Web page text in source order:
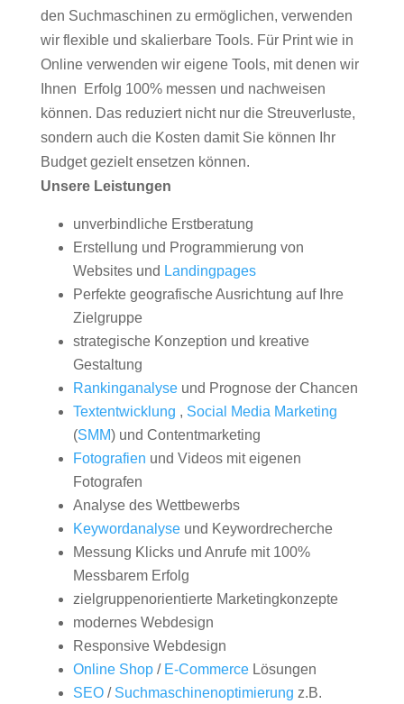
den Suchmaschinen zu ermöglichen, verwenden
wir flexible und skalierbare Tools. Für Print wie in
Online verwenden wir eigene Tools, mit denen wir
Ihnen Erfolg 100% messen und nachweisen
können. Das reduziert nicht nur die Streuverluste,
sondern auch die Kosten damit Sie können Ihr
Budget gezielt ensetzen können.
Unsere Leistungen
unverbindliche Erstberatung
Erstellung und Programmierung von
Websites und Landingpages
Perfekte geografische Ausrichtung auf Ihre
Zielgruppe
strategische Konzeption und kreative
Gestaltung
Rankinganalyseund Prognose der Chancen
Textentwicklung , Social Media Marketing
(SMM) und Contentmarketing
Fotografien und Videos mit eigenen
Fotografen
Analyse des Wettbewerbs
Keywordanalyseund Keywordrecherche
Messung Klicks und Anrufe mit 100%
Messbarem Erfolg
zielgruppenorientierte Marketingkonzepte
modernes Webdesign
Responsive Webdesign
Online Shop/ E-CommerceLösungen
SEO/ Suchmaschinenoptimierung z.B.